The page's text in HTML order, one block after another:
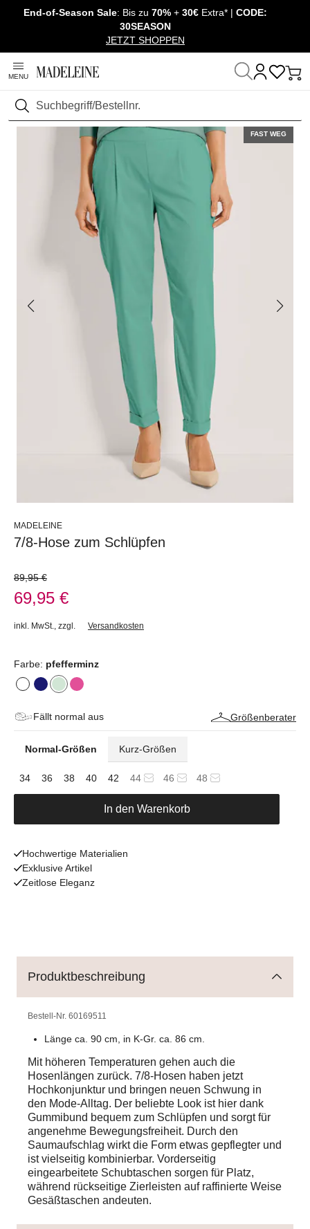
Überspringe Navigation, direkt zum Content
End-of-Season Sale: Bis zu 70% + 30€ Extra* | CODE:
30SEASON
JETZT SHOPPEN
MENU
Suchen
Startseite Mode Hosen
FAST WEG
MADELEINE
7/8-Hose zum Schlüpfen
89,95 €
69,95 €
inkl. MwSt. zzgl. Versandkosten
Farbe: pfefferminz
Fällt normal aus Größenberater
Normal-Größen Kurz-Größen
34 36 38 40 42 44 46 48
In den Warenkorb
Hochwertige Materialien
Exklusive Artikel
Zeitlose Eleganz
Produktbeschreibung
Bestell-Nr. 60169511
Länge ca. 90 cm, in K-Gr. ca. 86 cm.
Mit höheren Temperaturen gehen auch die
Hosenlängen zurück. 7/8-Hosen haben jetzt
Hochkonjunktur und bringen neuen Schwung in
den Mode-Alltag. Der beliebte Look ist hier dank
Gummibund bequem zum Schlüpfen und sorgt für
angenehme Bewegungsfreiheit. Durch den
Saumaufschlag wirkt die Form etwas gepflegter und
ist vielseitig kombinierbar. Vorderseitig
eingearbeitete Schubtaschen sorgen für Platz,
während rückseitige Zierleisten auf raffinierte Weise
Gesäßtaschen andeuten.